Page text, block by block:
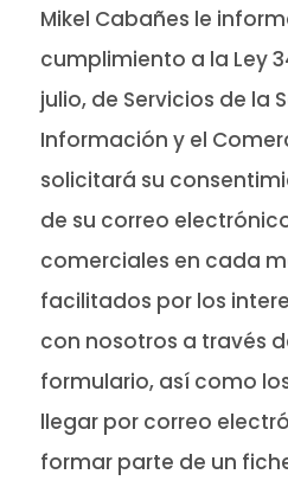
Mikel Cabañes le
cumplimiento a la Ley
julio, de Servicios de la
Información y el
solicitará su
de su correo
comerciales en cada
facilitados por los
con nosotros a través
formulario, así como
llegar por correo
formar parte de un